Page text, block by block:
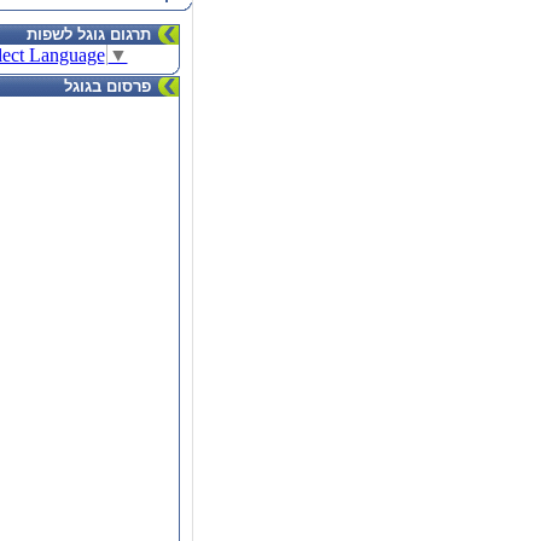
תרגום גוגל לשפות
Language ▼
פרסום בגוגל